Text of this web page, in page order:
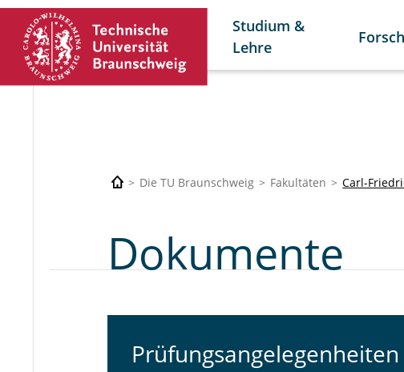
Studium &
Lehre
Die TU Braunschweig Fakultäten Carl-
Dokumente
Prüfungsangelegenheiten